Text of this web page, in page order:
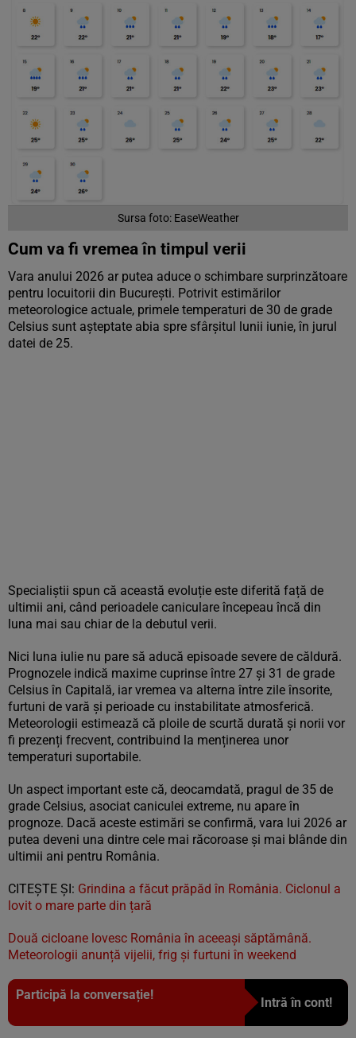
Sursa foto: EaseWeather
Cum va fi vremea în timpul verii
Vara anului 2026 ar putea aduce o schimbare surprinzătoare
pentru locuitorii din București. Potrivit estimărilor
meteorologice actuale, primele temperaturi de 30 de grade
Celsius sunt așteptate abia spre sfârșitul lunii iunie, în jurul
datei de 25.
Specialiștii spun că această evoluție este diferită față de
ultimii ani, când perioadele caniculare începeau încă din
luna mai sau chiar de la debutul verii.
Nici luna iulie nu pare să aducă episoade severe de căldură.
Prognozele indică maxime cuprinse între 27 și 31 de grade
Celsius în Capitală, iar vremea va alterna între zile însorite,
furtuni de vară și perioade cu instabilitate atmosferică.
Meteorologii estimează că ploile de scurtă durată și norii vor
fi prezenți frecvent, contribuind la menținerea unor
temperaturi suportabile.
Un aspect important este că, deocamdată, pragul de 35 de
grade Celsius, asociat caniculei extreme, nu apare în
prognoze. Dacă aceste estimări se confirmă, vara lui 2026 ar
putea deveni una dintre cele mai răcoroase și mai blânde din
ultimii ani pentru România.
CITEȘTE ȘI: Grindina a făcut prăpăd în România. Ciclonul a
lovit o mare parte din țară
Două cicloane lovesc România în aceeași săptămână.
Meteorologii anunță vijelii, frig și furtuni în weekend
Participă la conversație!
Intră în cont!